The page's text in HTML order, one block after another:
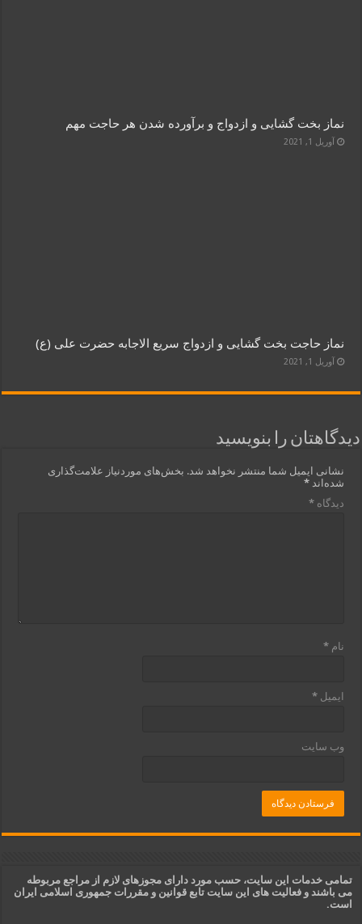
نماز بخت گشایی و ازدواج و برآورده شدن هر حاجت مهم
آوریل 1, 2021
نماز حاجت بخت گشایی و ازدواج سریع الاجابه حضرت علی (ع)
آوریل 1, 2021
دیدگاهتان را بنویسید
نشانی ایمیل شما منتشر نخواهد شد. بخش‌های موردنیاز علامت‌گذاری
شده‌اند*
دیدگاه*
نام*
ایمیل*
وب‌ سایت
تمامی خدمات این سایت، حسب مورد دارای مجوزهای لازم از مراجع مربوطه
می باشند و فعالیت های این سایت تابع قوانین و مقررات جمهوری اسلامی ایران
است.